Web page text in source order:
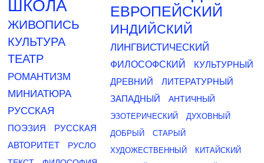
ШКОЛА
ЖИВОПИСЬ
КУЛЬТУРА
ТЕАТР
РОМАНТИЗМ
МИНИАТЮРА
РУССКАЯ
ПОЭЗИЯ
РУССКАЯ
АВТОРИТЕТ
РУСЛО
ЕВРОПЕЙСКИЙ
ИНДИЙСКИЙ
ЛИНГВИСТИЧЕСКИЙ
ФИЛОСОФСКИЙ
КУЛЬТУРНЫЙ
ДРЕВНИЙ
ЛИТЕРАТУРНЫЙ
ЗАПАДНЫЙ
АНТИЧНЫЙ
ЭЗОТЕРИЧЕСКИЙ
ДУХОВНЫЙ
ДОБРЫЙ
СТАРЫЙ
ХУДОЖЕСТВЕННЫЙ
КИТАЙСКИЙ